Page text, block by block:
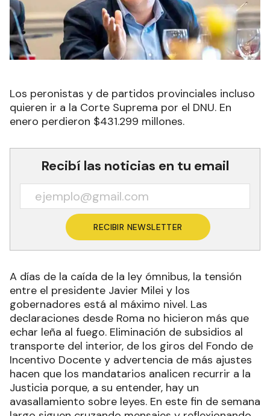
Los peronistas y de partidos provinciales incluso
quieren ir a la Corte Suprema por el DNU. En
enero perdieron $431.299 millones.
Recibí las noticias en tu email
RECIBIR NEWSLETTER
A días de la caída de la ley ómnibus, la tensión
entre el presidente Javier Milei y los
gobernadores está al máximo nivel. Las
declaraciones desde Roma no hicieron más que
echar leña al fuego. Eliminación de subsidios al
transporte del interior, de los giros del Fondo de
Incentivo Docente y advertencia de más ajustes
hacen que los mandatarios analicen recurrir a la
Justicia porque, a su entender, hay un
avasallamiento sobre leyes. En este fin de semana